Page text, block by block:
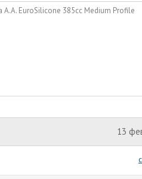
EuroSilicone 385сс Medium Profile
13